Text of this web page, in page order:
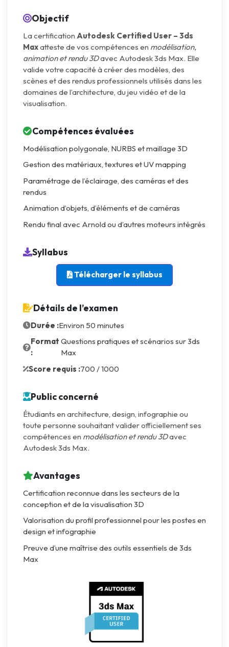
Objectif
La certification Autodesk Certified User – 3ds
Maxatteste de vos compétences en modélisation,
animation et rendu 3Davec Autodesk 3ds Max. Elle
valide votre capacité à créer des modèles, des
scènes et des rendus professionnels utilisés dans les
domaines de l’architecture, du jeu vidéo et de la
visualisation.
Compétences évaluées
Modélisation polygonale, NURBS et maillage 3D
Gestion des matériaux, textures et UV mapping
Paramétrage de l’éclairage, des caméras et des
rendus
Animation d’objets, d’éléments et de caméras
Rendu final avec Arnold ou d’autres moteurs intégrés
Syllabus
Télécharger le syllabus
Détails de l’examen
Durée :Environ 50 minutes
Format
:
Questions pratiques et scénarios sur 3ds
Max
Score requis :700 / 1000
Public concerné
Étudiants en architecture, design, infographie ou
toute personne souhaitant valider officiellement ses
compétences en modélisation et rendu 3Davec
Autodesk 3ds Max.
Avantages
Certification reconnue dans les secteurs de la
conception et de la visualisation 3D
Valorisation du profil professionnel pour les postes en
design et infographie
Preuve d’une maîtrise des outils essentiels de 3ds
Max